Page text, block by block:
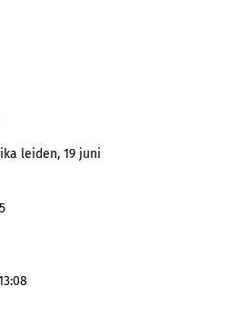
leiden, 19 juni